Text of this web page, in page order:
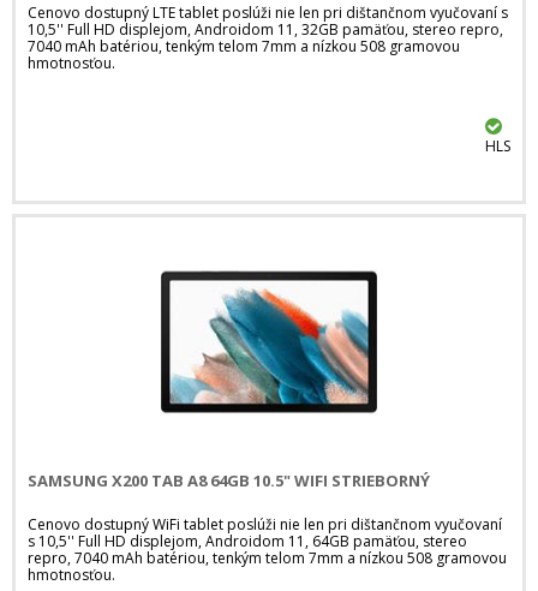
Cenovo dostupný LTE tablet poslúži nie len pri dištančnom vyučovaní s
10,5'' Full HD displejom, Androidom 11, 32GB pamäťou, stereo repro,
7040 mAh batériou, tenkým telom 7mm a nízkou 508 gramovou
hmotnosťou.
HLS
SAMSUNG X200 TAB A8 64GB 10.5" WIFI STRIEBORNÝ
Cenovo dostupný WiFi tablet poslúži nie len pri dištančnom vyučovaní
s 10,5'' Full HD displejom, Androidom 11, 64GB pamäťou, stereo
repro, 7040 mAh batériou, tenkým telom 7mm a nízkou 508 gramovou
hmotnosťou.